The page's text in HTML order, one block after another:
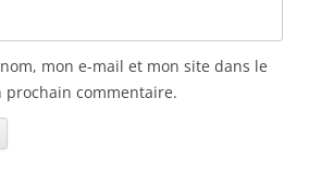
mon e-mail et mon site dans le
commentaire.